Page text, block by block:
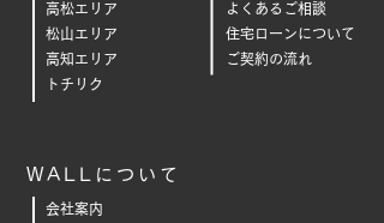
高松エリア
松山エリア
高知エリア
トチリク
よくあるご相談
住宅ローンについて
ご契約の流れ
WALLについて
会社案内